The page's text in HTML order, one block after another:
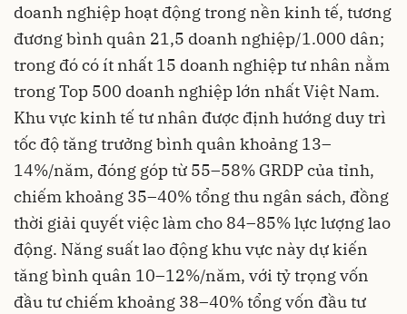
doanh nghiệp hoạt động trong nền kinh tế, tương
đương bình quân 21,5 doanh nghiệp/1.000 dân;
trong đó có ít nhất 15 doanh nghiệp tư nhân nằm
trong Top 500 doanh nghiệp lớn nhất Việt Nam.
Khu vực kinh tế tư nhân được định hướng duy trì
tốc độ tăng trưởng bình quân khoảng 13–
14%/năm, đóng góp từ 55–58% GRDP của tỉnh,
chiếm khoảng 35–40% tổng thu ngân sách, đồng
thời giải quyết việc làm cho 84–85% lực lượng lao
động. Năng suất lao động khu vực này dự kiến
tăng bình quân 10–12%/năm, với tỷ trọng vốn
đầu tư chiếm khoảng 38–40% tổng vốn đầu tư